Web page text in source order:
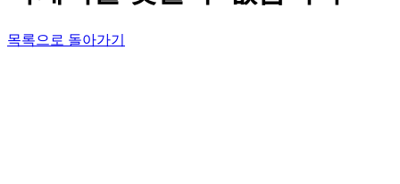
목록으로 돌아가기